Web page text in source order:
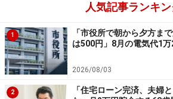
※記事内容は執筆時点のものです。最新の
い。
本記事の内容は一般的な情報提供を目的と
商品や投資行動を推奨するものではありま
投資や資産運用に関する最終的なご判断
行ってください。
人気記事ランキ
1
「市役所で朝から夕方ま
は500円」8月の電気代1
2026/08/03
2
「住宅ローン完済、夫婦